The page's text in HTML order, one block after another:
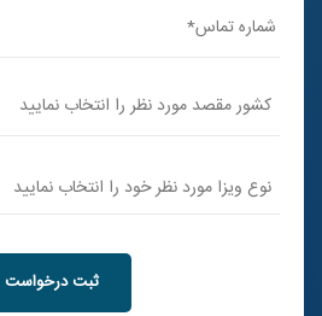
ثبت درخواست